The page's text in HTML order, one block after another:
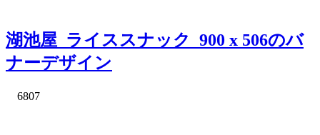
湖池屋_ライススナック_900 x 506のバ
ナーデザイン
6807